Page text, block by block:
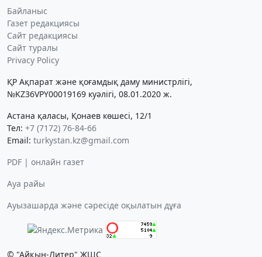
Байланыс
Газет редакциясы
Сайт редакциясы
Сайт туралы
Privacy Policy
ҚР Ақпарат және қоғамдық даму министрлігі,
№KZ36VPY00019169 куәлігі, 08.01.2020 ж.
Астана қаласы, Қонаев көшесі, 12/1
Тел: +7 (7172) 76-84-66
Email: turkystan.kz@gmail.com
PDF | онлайн газет
Ауа райы
Ауызашарда және сәресіде оқылатын дұға
© "Айқын-Литер" ЖШС